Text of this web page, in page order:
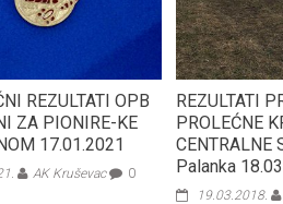
REZULTATI OPB
ZA PIONIRE-KE
17.01.2021
AK Kruševac 0
REZULTATI
PROLEĆNE
CENTRALNE
Palanka
19.03.2018.